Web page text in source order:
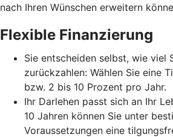
nach Ihren Wünschen erweitern
Flexible Finanzierung
Sie entscheiden selbst, wie viel
zurückzahlen: Wählen Sie eine
bzw. 2 bis 10 Prozent pro Jahr.
Ihr Darlehen passt sich an Ihr
10 Jahren können Sie unter
Voraussetzungen eine